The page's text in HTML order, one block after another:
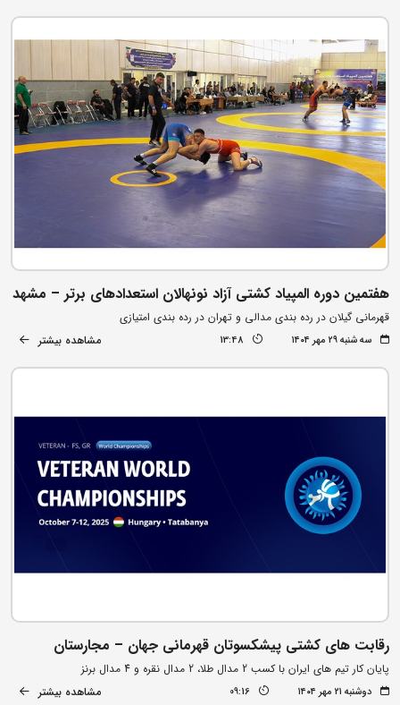
هفتمین دوره المپیاد کشتی آزاد نونهالان استعدادهای برتر – مشهد
قهرمانی گیلان در رده بندی مدالی و تهران در رده بندی امتیازی
سه شنبه ۲۹ مهر ۱۴۰۴ 13:48 مشاهده بیشتر
رقابت های کشتی پیشکسوتان قهرمانی جهان – مجارستان
پایان کار تیم های ایران با کسب 2 مدال طلا، 2 مدال نقره و 4 مدال برنز
دوشنبه ۲۱ مهر ۱۴۰۴ 09:16 مشاهده بیشتر